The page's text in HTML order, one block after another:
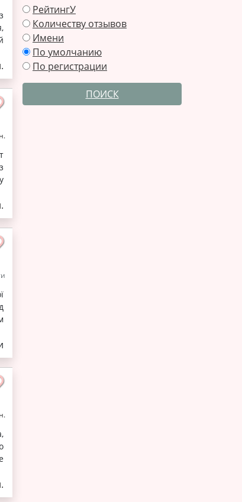
РейтингУ
Количеству отзывов
Имени
По умолчанию
По регистрации
ПОИСК